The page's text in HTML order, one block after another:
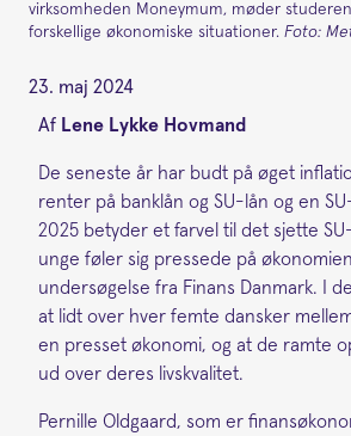
virksomheden Moneymum, møder
forskellige økonomiske situationer. Foto:
23. maj 2024
Af Lene Lykke Hovmand
De seneste år har budt på øget
renter på banklån og SU-lån og en
2025 betyder et farvel til det sjette
unge føler sig pressede på
undersøgelse fra Finans Danmark. I
at lidt over hver femte dansker
en presset økonomi, og at de ramte
ud over deres livskvalitet.
Pernille Oldgaard, som er